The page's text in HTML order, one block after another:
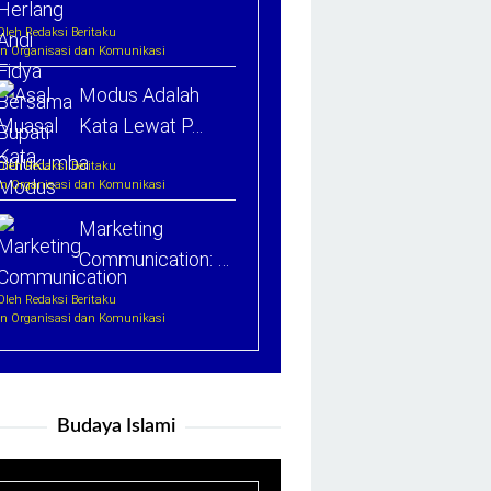
Redaksi Beritaku
Organisasi dan Komunikasi
Modus Adalah
Kata Lewat P…
Redaksi Beritaku
In Organisasi dan Komunikasi
Marketing
Communication: …
Redaksi Beritaku
In Organisasi dan Komunikasi
Budaya Islami